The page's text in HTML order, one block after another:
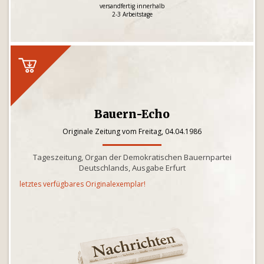
versandfertig innerhalb
2-3 Arbeitstage
Bauern-Echo
Originale Zeitung vom Freitag, 04.04.1986
Tageszeitung, Organ der Demokratischen Bauernpartei
Deutschlands, Ausgabe Erfurt
letztes verfügbares Originalexemplar!